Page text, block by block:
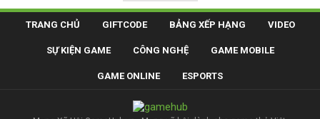
TRANG CHỦ GIFTCODE BẢNG XẾP HẠNG VIDEO
SỰ KIỆN GAME CÔNG NGHỆ GAME MOBILE
GAME ONLINE ESPORTS